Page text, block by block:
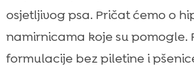
 Hipolergeni izvori proteina:
kunić i insekt protein
Bez piletine i bez pšenice:
koje su nama pomogle
osjetljivog psa. Pričat ćemo o
namirnicama koje su pomogle.
formulacije bez piletine i